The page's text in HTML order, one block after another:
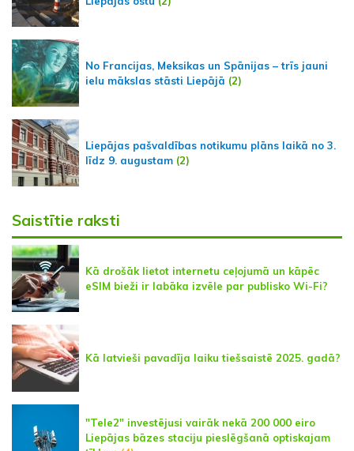
No Francijas, Meksikas un Spānijas – trīs jauni
ielu mākslas stāsti Liepājā (2)
Liepājas pašvaldības notikumu plāns laikā no 3.
līdz 9. augustam (2)
Saistītie raksti
Kā drošāk lietot internetu ceļojumā un kāpēc
eSIM bieži ir labāka izvēle par publisko Wi-Fi?
Kā latvieši pavadīja laiku tiešsaistē 2025. gadā?
"Tele2" investējusi vairāk nekā 200 000 eiro
Liepājas bāzes staciju pieslēgšanā optiskajam